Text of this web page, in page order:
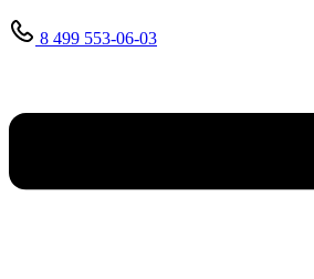
8 499 553-06-03